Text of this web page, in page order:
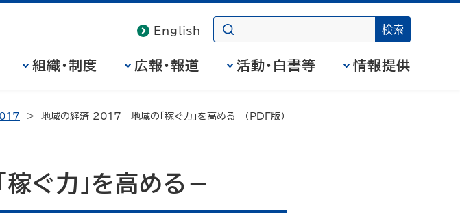
English
組織・制度 広報・報道 活動・白書等 情報提供
地域の経済 2017－地域の「稼ぐ力」を高める－（PDF版）
ぐ力」を高める－